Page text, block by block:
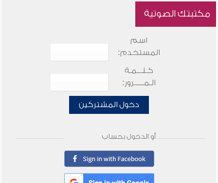
مكتبتك الصوتية
اسم
المستخدم:
كـلـــمـة
الـمـــــرور:
دخول المشتركين
أو الدخول بحساب